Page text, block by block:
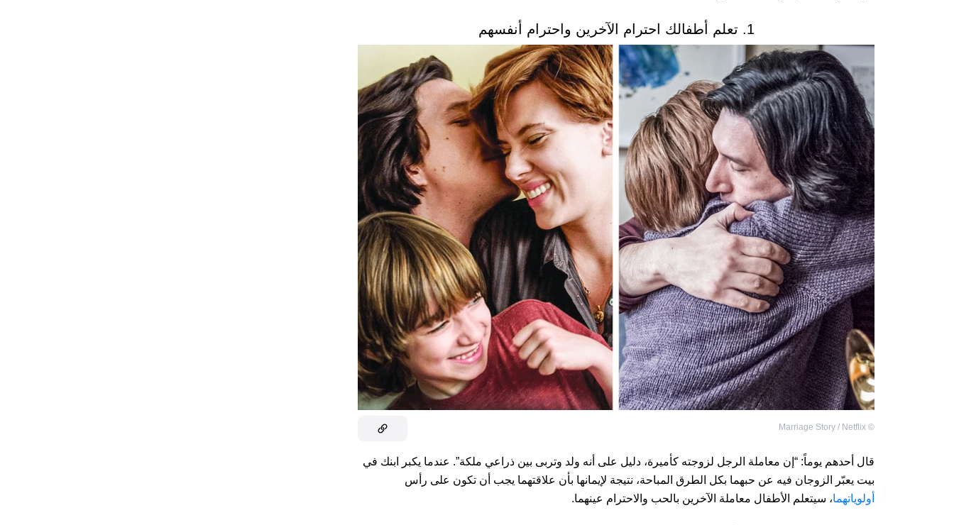
1. تعلم أطفالك احترام الآخرين واحترام أنفسهم
©
Marriage Story / Netflix
قال أحدهم يوماً: “إن معاملة الرجل لزوجته كأميرة، دليل على أنه ولد وتربى بين ذراعي ملكة”. عندما يكبر ابنك في
بيت يعبّر الزوجان فيه عن حبهما بكل الطرق المباحة، نتيجة لإيمانها بأن علاقتهما يجب أن تكون على رأس
أولوياتهما، سيتعلم الأطفال معاملة الآخرين بالحب والاحترام عينهما.